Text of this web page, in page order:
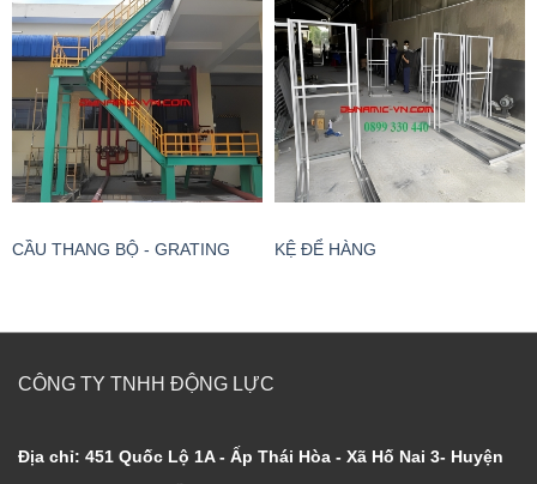
CẦU THANG BỘ - GRATING KỆ ĐỂ HÀNG
CÔNG TY TNHH ĐỘNG LỰC
Địa chỉ: 451 Quốc Lộ 1A - Ấp Thái Hòa - Xã Hố Nai 3- Huyện